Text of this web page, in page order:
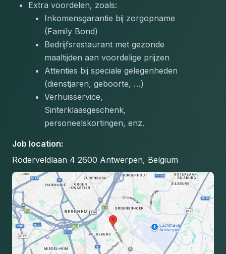
Extra voordelen, zoals:
Inkomensgarantie bij zorgopname
(Family Bond)
Bedrijfsrestaurant met gezonde
maaltijden aan voordelige prijzen
Attenties bij speciale gelegenheden
(dienstjaren, geboorte, …)
Verhuisservice,
Sinterklaasgeschenk,
personeelskortingen, enz.
Job location:
Roderveldlaan 4 2600 Antwerpen, Belgium